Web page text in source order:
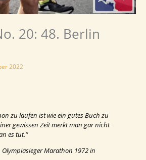
20: 48. Berlin
2022
zu laufen ist wie ein gutes Buch zu
gewissen Zeit merkt man gar nicht
es tut.“
Olympiasieger Marathon 1972 in